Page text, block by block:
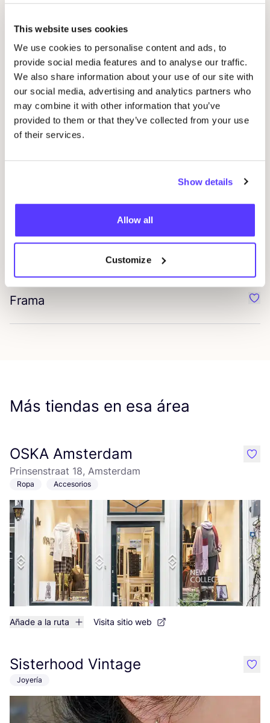
This website uses cookies
We use cookies to personalise content and ads, to
provide social media features and to analyse our traffic.
We also share information about your use of our site with
our social media, advertising and analytics partners who
may combine it with other information that you’ve
provided to them or that they’ve collected from your use
of their services.
Show details
Allow all
Customize
BOKETOart
Almond in a glass
ENSÕVintage
Many Rhizomes
Frama
Más tiendas en esa área
OSKA Amsterdam
Prinsenstraat 18, Amsterdam
Ropa Accesorios
Añade a la ruta Visita sitio web
like
Sisterhood Vintage
Joyería
like